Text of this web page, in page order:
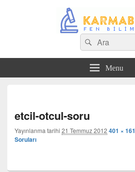
Search
for:
Ara
Menu
etcil-otcul-soru
Yayınlanma tarihi 21 Temmuz 2012 401 × 161
Soruları